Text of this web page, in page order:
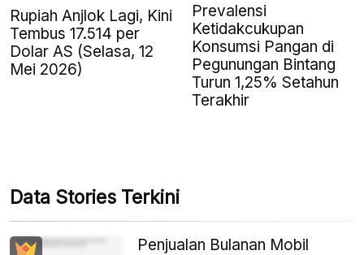
Rupiah Anjlok Lagi, Kini
Tembus 17.514 per
Dolar AS (Selasa, 12
Mei 2026)
Prevalensi
Ketidakcukupan
Konsumsi Pangan di
Pegunungan Bintang
Turun 1,25% Setahun
Terakhir
Data Stories Terkini
Penjualan Bulanan Mobil